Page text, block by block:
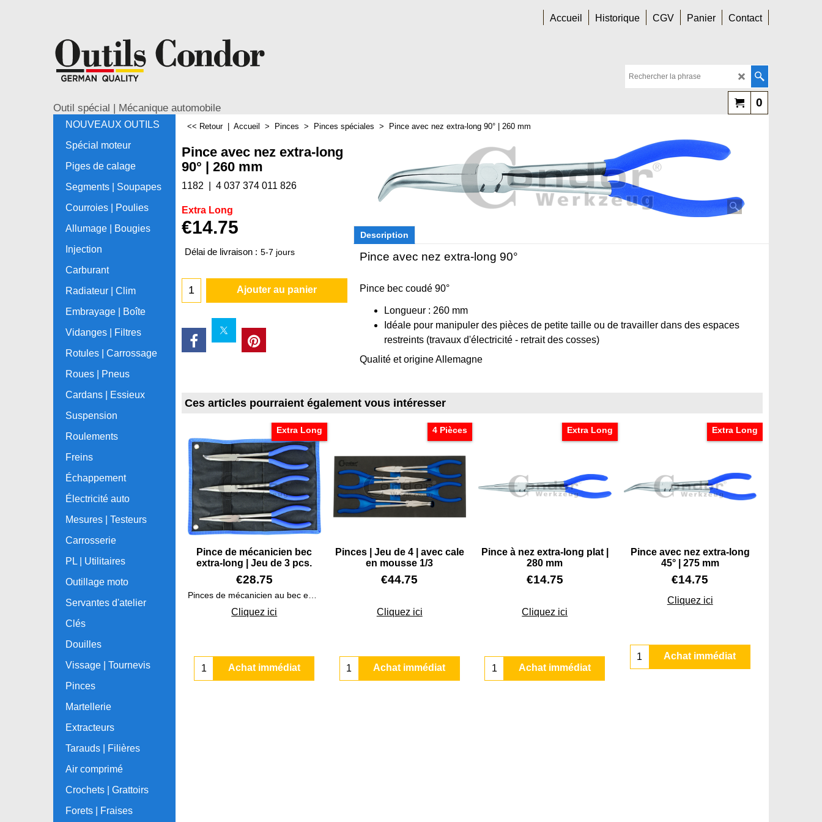
Accueil Historique CGV Panier Contact
Outil spécial | Mécanique automobile 0
NOUVEAUX OUTILS
Spécial moteur
Piges de calage
Segments | Soupapes
Courroies | Poulies
Allumage | Bougies
Injection
Carburant
Radiateur | Clim
Embrayage | Boîte
Vidanges | Filtres
Rotules | Carrossage
Roues | Pneus
Cardans | Essieux
Suspension
Roulements
Freins
Échappement
Électricité auto
Mesures | Testeurs
Carrosserie
PL | Utilitaires
Outillage moto
Servantes d'atelier
Clés
Douilles
Vissage | Tournevis
Pinces
Martellerie
Extracteurs
Tarauds | Filières
Air comprimé
Crochets | Grattoirs
Forets | Fraises
<< Retour Accueil > Pinces > Pinces spéciales > Pince avec nez extra-long 90° | 260 mm
Pince avec nez extra-long
90° | 260 mm
1182 4 037 374 011 826
Extra Long
€14.75
Délai de livraison : 5-7 jours
Ajouter au panier
Description
Pince avec nez extra-long 90°
Pince bec coudé 90°
Longueur : 260 mm
Idéale pour manipuler des pièces de petite taille ou de travailler dans des espaces
restreints (travaux d'électricité - retrait des cosses)
Qualité et origine Allemagne
Ces articles pourraient également vous intéresser
Extra Long
Pince de mécanicien bec
extra-long | Jeu de 3 pcs.
€28.75
Pinces de mécanicien au bec extra long dans un jeu de 3
Cliquez ici
Achat immédiat
4 Pièces
Pinces | Jeu de 4 | avec cale
en mousse 1/3
€44.75
Cliquez ici
Achat immédiat
Extra Long
Pince à nez extra-long plat |
280 mm
€14.75
Cliquez ici
Achat immédiat
Extra Long
Pince avec nez extra-long
45° | 275 mm
€14.75
Cliquez ici
Achat immédiat